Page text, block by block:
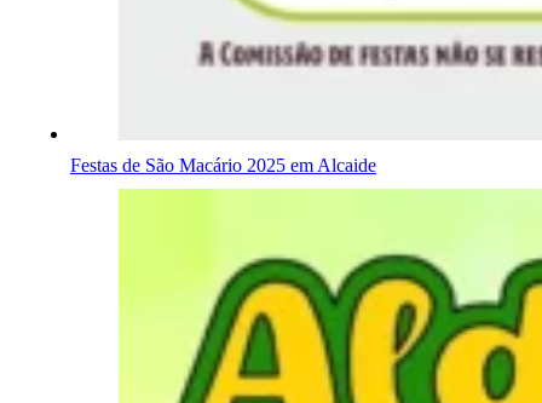
Festas de São Macário 2025 em Alcaide